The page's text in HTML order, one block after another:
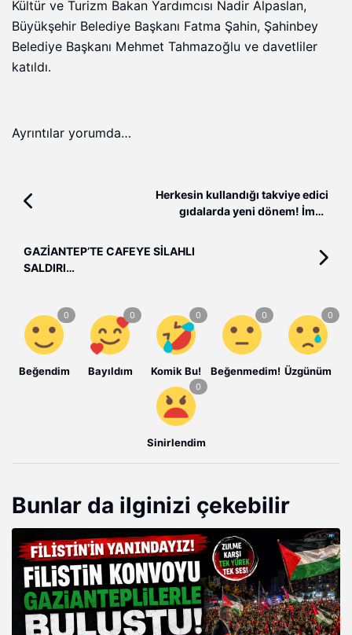
Kültür ve Turizm Bakan Yardımcısı Nadir Alpaslan,
Büyükşehir Belediye Başkanı Fatma Şahin, Şahinbey
Belediye Başkanı Mehmet Tahmazoğlu ve davetliler
katıldı.
Ayrıntılar yorumda…
Herkesin kullandığı takviye edici
gıdalarda yeni dönem! İmha
GAZİANTEP’TE CAFEYE SİLAHLI
SALDIRI…
Beğendim Bayıldım Komik Bu! Beğenmedim! Üzgünüm
Sinirlendim
Bunlar da ilginizi çekebilir